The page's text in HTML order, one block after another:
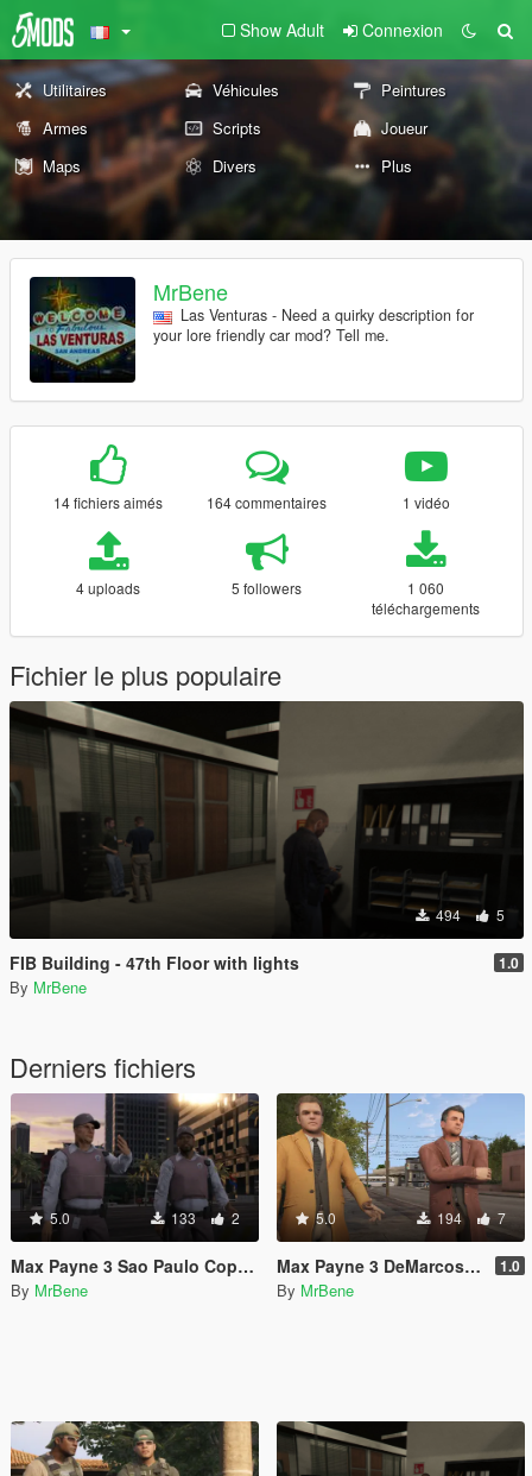
Show Adult Connexion
Utilitaires Véhicules
Peintures
Armes
Scripts
Joueur
Maps
Divers Plus
MrBene
Las Venturas - Need a quirky description for
your lore friendly car mod? Tell me.
14 fichiers aimés 164 commentaires 1 vidéo
4 uploads 5 followers
1 060
téléchargements
Fichier le plus populaire
494 5
FIB Building - 47th Floor with lights 1.0
By MrBene
Derniers fichiers
5.0 133 2
Max Payne 3 Sao Paulo Cops [Texture Replacement]
By MrBene
5.0 194 7
Max Payne 3 DeMarcos [Add-On Ped] 1.0
By MrBene